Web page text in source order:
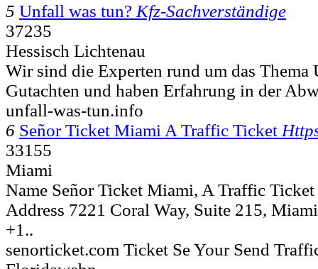
5 Unfall was tun? Kfz-Sachverständige
37235
Hessisch Lichtenau
Wir sind die Experten rund um das
Gutachten und haben Erfahrung in der
unfall-was-tun.info
6 Señor Ticket Miami A Traffic Ticket
33155
Miami
Name Señor Ticket Miami, A Traffic
Address 7221 Coral Way, Suite 215,
+1..
senorticket.com Ticket Se Your Send